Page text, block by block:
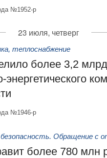
№1952-р
23 июля, четверг
теплоснабжение
более 3,2
№1946-р
безопасность. Обращение с
более 780 млн